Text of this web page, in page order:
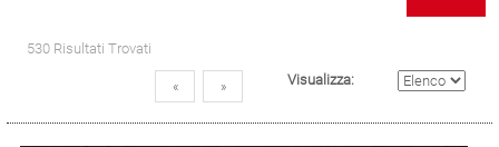
530 Risultati Trovati
« » Visualizza: